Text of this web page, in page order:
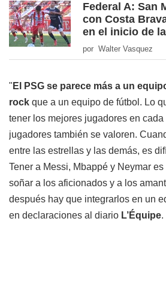
Federal A: San
con Costa
en el inicio de
por Walter Vasquez
" El PSG se parece más a un
rock que a un equipo de fútbol. Lo
tener los mejores jugadores en
jugadores también se valoren.
entre las estrellas y las demás, es
Tener a Messi, Mbappé y Neymar
soñar a los aficionados y a los
después hay que integrarlos en un
en declaraciones al diario L’Équipe.